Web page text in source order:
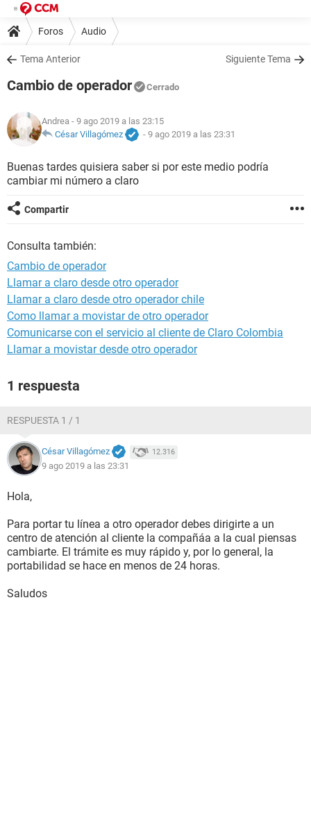
Foros Audio
Tema Anterior Siguiente Tema
Cambio de operador Cerrado
Andrea - 9 ago 2019 a las 23:15
César Villagómez
- 9 ago 2019 a las 23:31
Buenas tardes quisiera saber si por este medio podría
cambiar mi número a claro
Compartir
Consulta también:
Cambio de operador
Llamar a claro desde otro operador
Llamar a claro desde otro operador chile
Como llamar a movistar de otro operador
Comunicarse con el servicio al cliente de Claro Colombia
Llamar a movistar desde otro operador
1 respuesta
RESPUESTA 1 / 1
César Villagómez 12.316
9 ago 2019 a las 23:31
Hola,
Para portar tu línea a otro operador debes dirigirte a un
centro de atención al cliente la compañáa a la cual piensas
cambiarte. El trámite es muy rápido y, por lo general, la
portabilidad se hace en menos de 24 horas.
Saludos